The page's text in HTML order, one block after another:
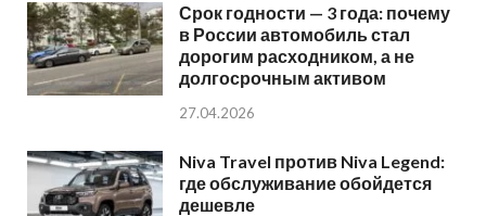
Срок годности — 3 года: почему
в России автомобиль стал
дорогим расходником, а не
долгосрочным активом
27.04.2026
Niva Travel против Niva Legend:
где обслуживание обойдется
дешевле